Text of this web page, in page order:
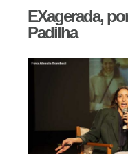
EXagerada,
Padilha